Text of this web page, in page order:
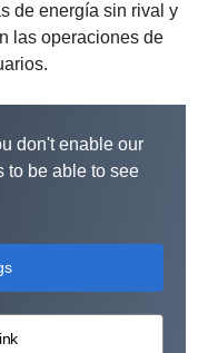
de energía sin rival y
las operaciones de
don't enable our
to be able to see